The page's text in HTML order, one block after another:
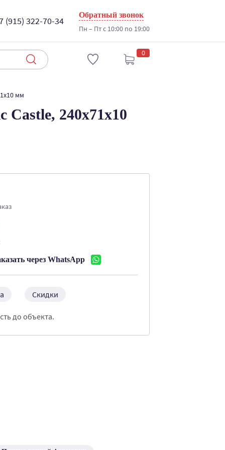
(915) 322-70-34
Обратный звонок
Пн – Пт с 10:00 по 19:00
0
мм
240x71x10
через WhatsApp
Скидки
до объекта.